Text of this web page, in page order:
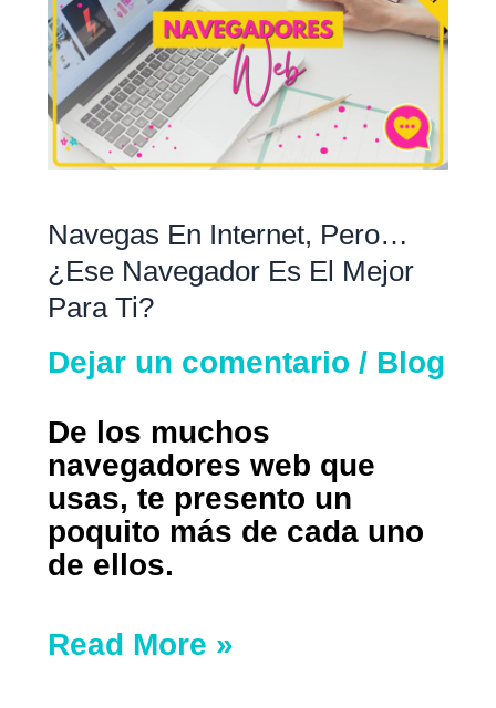
Navegas En Internet, Pero…
¿ese Navegador Es El Mejor
Para Ti?
Dejar un comentario / Blog
De los muchos
navegadores web que
usas, te presento un
poquito más de cada uno
de ellos.
internet,
pero…
¿ese
navegador
es
mejor
para
ti?
Read More »